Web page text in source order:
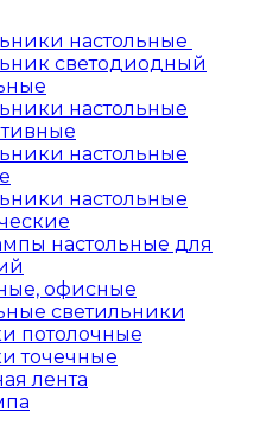
настольные
светодиодный
настольные
настольные
настольные
настольные для
офисные
светильники
потолочные
точечные
лента